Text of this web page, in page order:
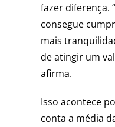
fazer diferença.
consegue
mais
de atingir um
afirma.
Isso acontece
conta a média